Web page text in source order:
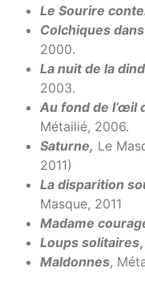
Le Sourire
Colchiques
2000.
La nuit de la
2003.
Au fond de l’œil
Métailié, 2006.
Saturne, Le
2011)
La disparition
Masque, 2011
Madame
Loups solitaires,
Maldonnes,